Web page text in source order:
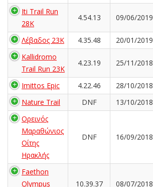
Iti Trail Run
28K
4.54.13 09/06/2019
Λέβαδος 23Κ 4.35.48 20/01/2019
Kallidromo
Trail Run 23K
4.23.19 25/11/2018
Imittos Epic 4.22.46 28/10/2018
Nature Trail
DNF 13/10/2018
Ορεινός
Μαραθώνιος
Οίτης
Ηρακλής
DNF 16/09/2018
Faethon
Olympus
10.39.37 08/07/2018